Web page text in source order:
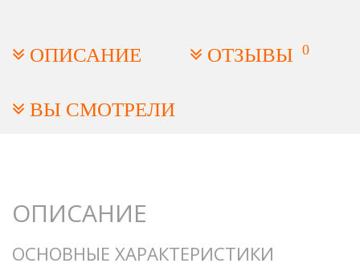
ОПИСАНИЕ ОТЗЫВЫ 0
ВЫ СМОТРЕЛИ
ОПИСАНИЕ
ОСНОВНЫЕ ХАРАКТЕРИСТИКИ